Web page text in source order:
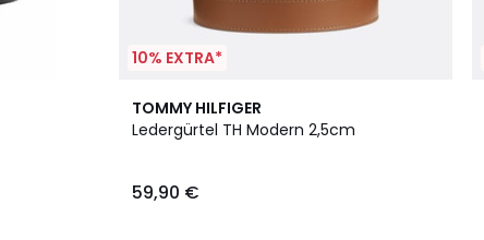
10% EXTRA*
TOMMY HILFIGER
Ledergürtel TH Modern 2,5cm
59,90 €
3
Farben